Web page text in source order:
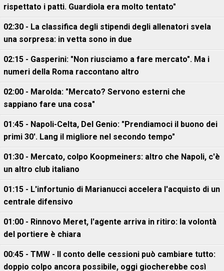
rispettato i patti. Guardiola era molto tentato"
02:30 - La classifica degli stipendi degli allenatori svela
una sorpresa: in vetta sono in due
02:15 - Gasperini: "Non riusciamo a fare mercato". Ma i
numeri della Roma raccontano altro
02:00 - Marolda: "Mercato? Servono esterni che
sappiano fare una cosa"
01:45 - Napoli-Celta, Del Genio: "Prendiamoci il buono dei
primi 30'. Lang il migliore nel secondo tempo"
01:30 - Mercato, colpo Koopmeiners: altro che Napoli, c'è
un altro club italiano
01:15 - L'infortunio di Marianucci accelera l'acquisto di un
centrale difensivo
01:00 - Rinnovo Meret, l'agente arriva in ritiro: la volontà
del portiere è chiara
00:45 - TMW - Il conto delle cessioni può cambiare tutto:
doppio colpo ancora possibile, oggi giocherebbe così